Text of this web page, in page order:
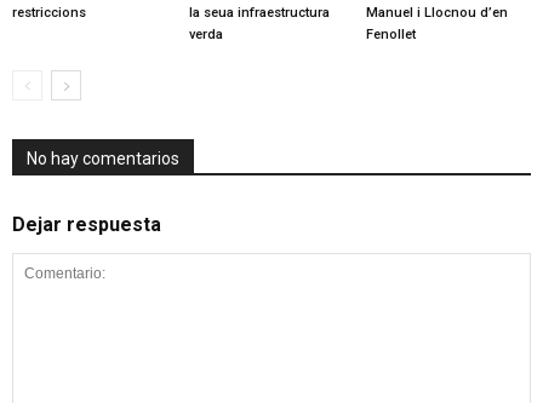
restriccions
la seua infraestructura
verda
Manuel i Llocnou d’en
Fenollet
No hay comentarios
Dejar respuesta